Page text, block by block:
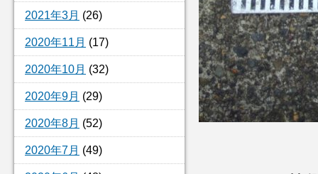
2021年3月 (26)
2020年11月 (17)
2020年10月 (32)
2020年9月 (29)
2020年8月 (52)
2020年7月 (49)